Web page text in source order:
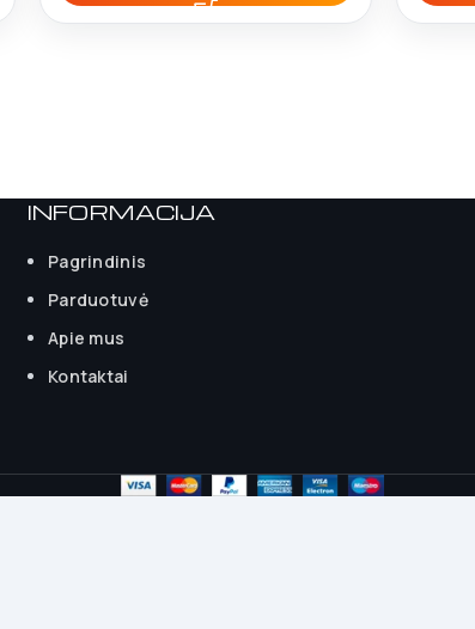
INFORMACIJA
Pagrindinis
Parduotuvė
Apie mus
Kontaktai